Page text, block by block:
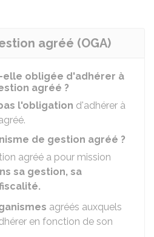
agréé (OGA)
obligée d'adhérer à
agréé ?
l'obligation d'adhérer à
de gestion agréé ?
agréé a pour mission
sa gestion, sa
agréés auxquels
en fonction de son